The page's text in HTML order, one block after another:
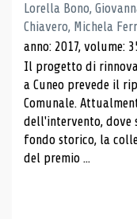
Lorella Bono,
Chiavero, Michela
anno: 2017, volume:
Il progetto di
a Cuneo prevede il
Comunale.
dell'intervento, dove
fondo storico, la
del premio ...